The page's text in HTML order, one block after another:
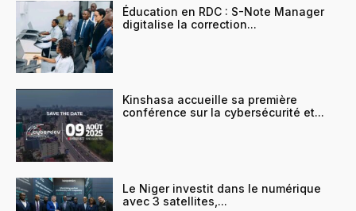
Éducation en RDC : S-Note Manager
digitalise la correction...
Kinshasa accueille sa première
conférence sur la cybersécurité et...
Le Niger investit dans le numérique
avec 3 satellites,...